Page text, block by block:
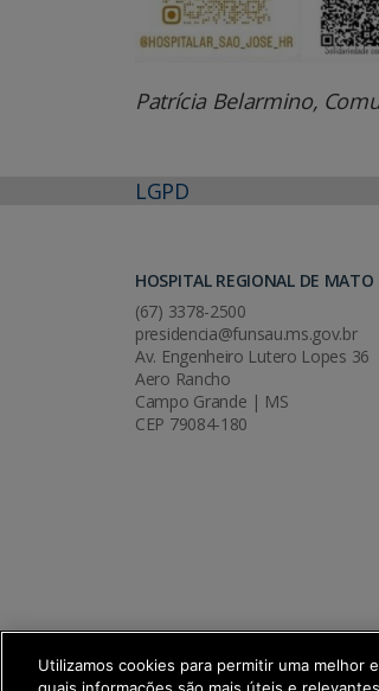
Patrícia Belarmino,
LGPD
HOSPITAL REGIONAL DE MATO
(67) 3378-2500
presidencia@funsau.ms.gov.br
Av. Engenheiro Lutero Lopes 36
Aero Rancho
Campo Grande | MS
CEP 79084-180
Utilizamos cookies para permitir uma melhor